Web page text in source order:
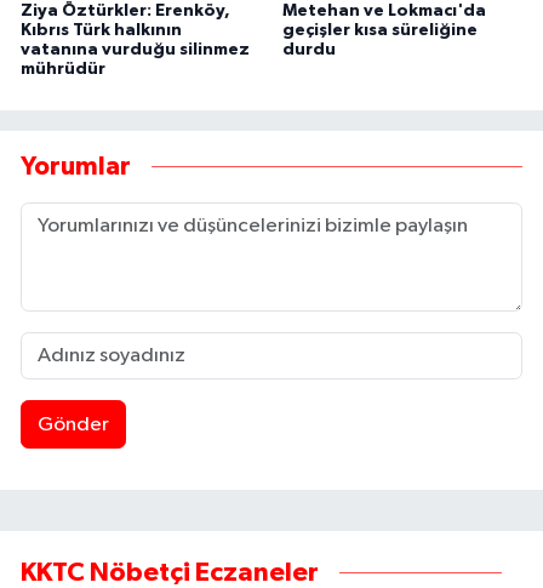
Ziya Öztürkler: Erenköy,
Kıbrıs Türk halkının
vatanına vurduğu silinmez
mührüdür
Metehan ve Lokmacı'da
geçişler kısa süreliğine
durdu
Yorumlar
Gönder
KKTC Nöbetçi Eczaneler